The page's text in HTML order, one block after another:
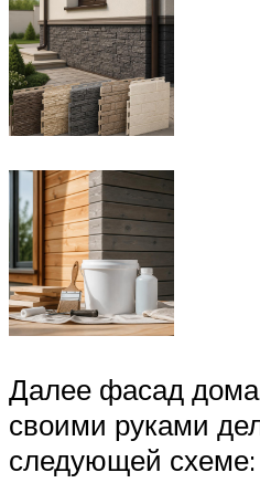
Далее фасад
своими руками
следующей схеме: